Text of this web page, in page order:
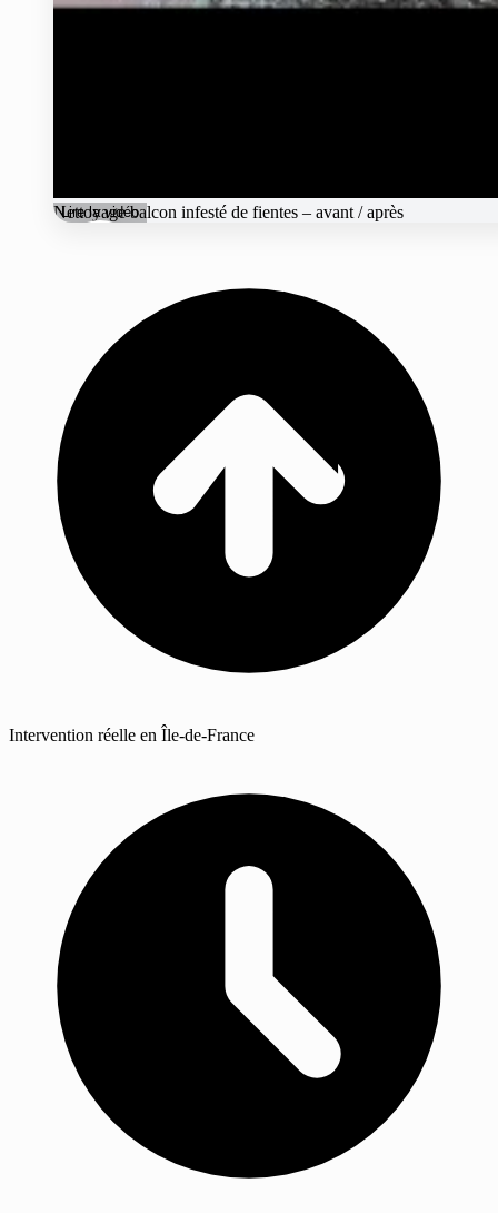
Lire la vidéo
Nettoyage balcon infesté de fientes – avant / après
Intervention réelle en Île-de-France